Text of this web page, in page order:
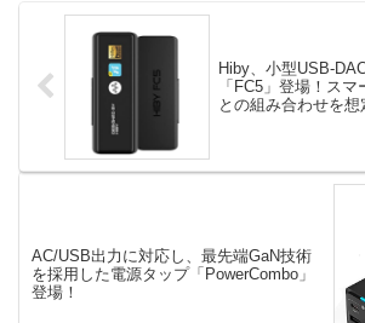
Hiby、小型USB-
「FC5」登場！ス
との組み合わせを想
AC/USB出力に対応し、最先端GaN技術
を採用した電源タップ「PowerCombo」
登場！